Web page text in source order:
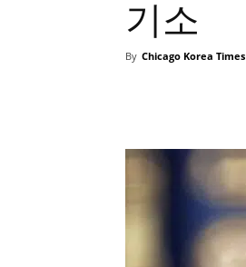
기소
By Chicago Korea Times